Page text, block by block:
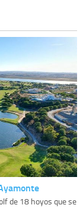
de 18 hoyos que se